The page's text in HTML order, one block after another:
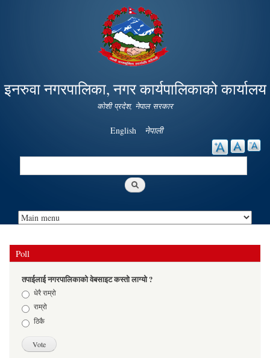
Skip to
main
content
इनरुवा नगरपालिका, नगर कार्यपालिकाको कार्यालय
कोशी प्रदेश, नेपाल सरकार
English नेपाली
Search
Poll
तपाईलाई नगरपालिकाको वेबसाइट कस्तो लाग्यो ?
Choicesधेरै राम्रो
राम्रो
ठिकै